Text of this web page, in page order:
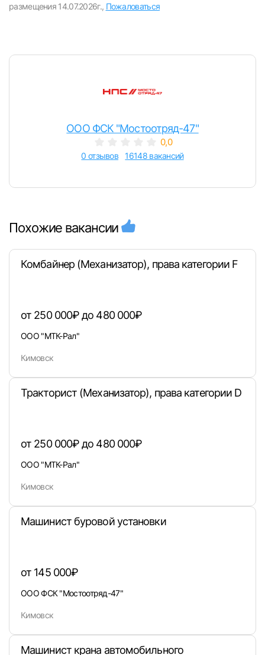
Вход в личный кабинет
Пароль
размещения 14.07.2026г., Пожаловаться
ООО ФСК "Мостоотряд-47"
0,0
0 отзывов 16148 вакансий
Похожие вакансии
Комбайнер (Механизатор), права категории F
от 250 000₽ до 480 000₽
ООО "МТК-Рал"
Кимовск
Тракторист (Механизатор), права категории D
от 250 000₽ до 480 000₽
ООО "МТК-Рал"
Кимовск
Машинист буровой установки
от 145 000₽
ООО ФСК "Мостоотряд-47"
Кимовск
Машинист крана автомобильного